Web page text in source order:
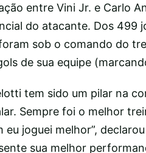
entre Vini Jr. e Carlo
do atacante. Dos 499
sob o comando do
de sua equipe
tem sido um pilar na
Sempre foi o melhor
eu joguei melhor”,
sua melhor